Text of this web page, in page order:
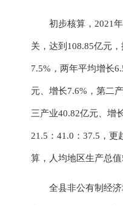
初步核算， 2021
关， 达到 108.85亿元，
7.5%，两年平均增长
元、增长7.6%，第二
三产业40.82亿元、增
21.5：41.0：37.5，
算，人均地区生产总值
全县非公有制经